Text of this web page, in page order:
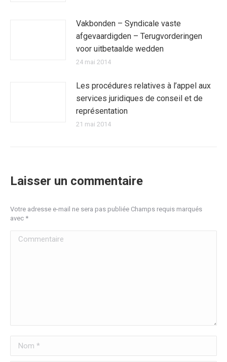
Vakbonden – Syndicale vaste
afgevaardigden – Terugvorderingen
voor uitbetaalde wedden
24 mai 2014
Les procédures relatives à l’appel aux
services juridiques de conseil et de
représentation
21 mai 2014
Laisser un commentaire
Votre adresse e-mail ne sera pas publiée Champs requis marqués
avec *
Commentaire
Nom *